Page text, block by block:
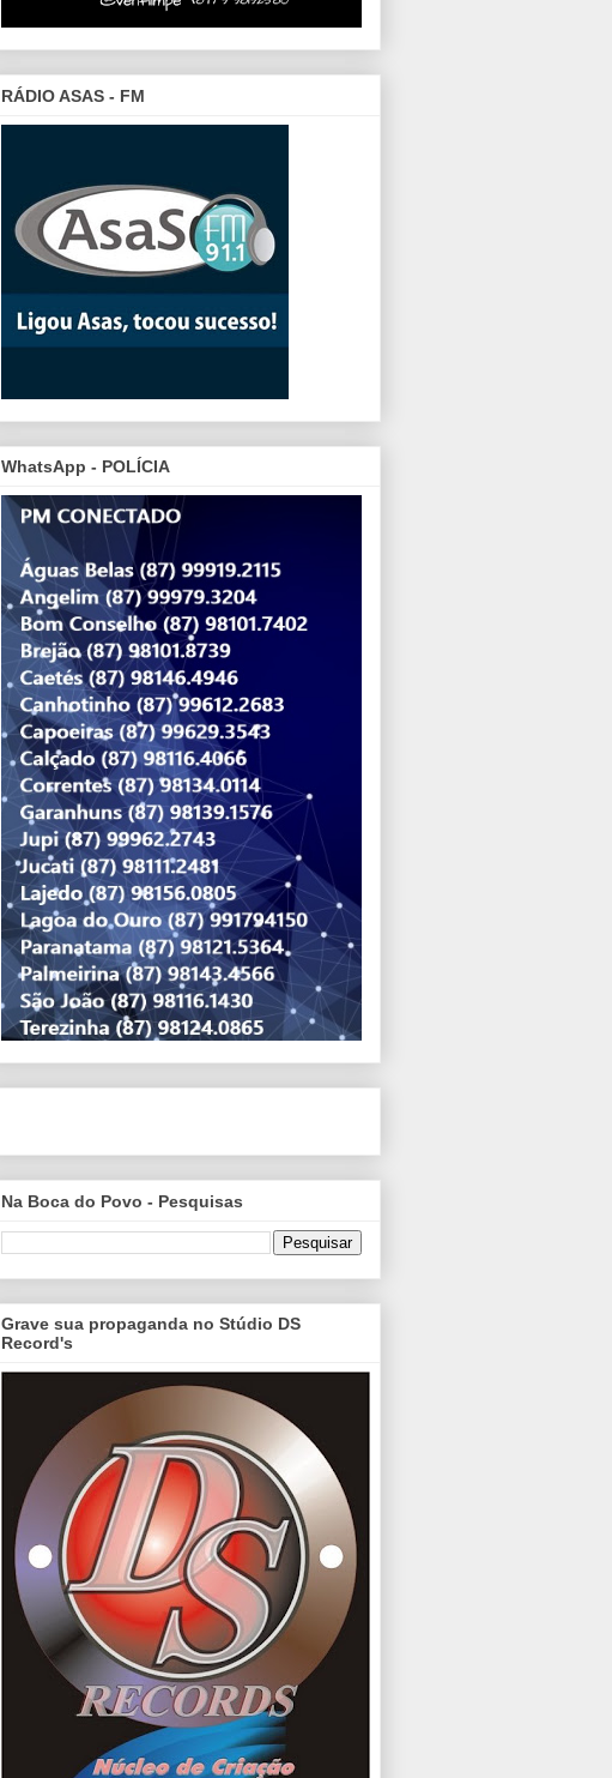
RÁDIO ASAS - FM
WhatsApp - POLÍCIA
Na Boca do Povo - Pesquisas
Grave sua propaganda no Stúdio DS
Record's